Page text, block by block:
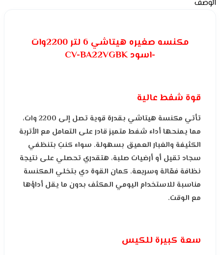
الوصف
مكنسه صغيره هيتاشي 6 لتر 2200وات
-اسود CV-BA22VGBK
قوة شفط عالية
تأتي مكنسة هيتاشي بقدرة قوية تصل إلى 2200 وات،
مما يمنحها أداء شفط متميز قادر على التعامل مع الأتربة
الكثيفة والغبار العميق بسهولة. سواء كنتِ بتنظفي
سجاد تقيل أو أرضيات صلبة، هتقدري تحصلي على نتيجة
نظافة فعّالة وسريعة. كمان القوة دي بتخلي المكنسة
مناسبة للاستخدام اليومي المكثف بدون ما يقل أداؤها
مع الوقت.
سعة كبيرة للكيس